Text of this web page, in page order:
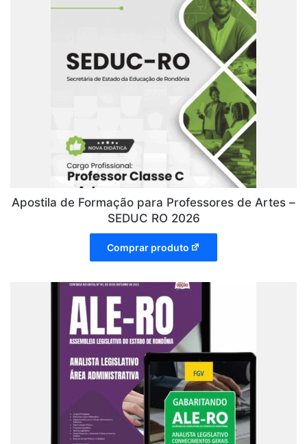
Apostila de Formação para Professores de Artes –
SEDUC RO 2026
Comprar produto